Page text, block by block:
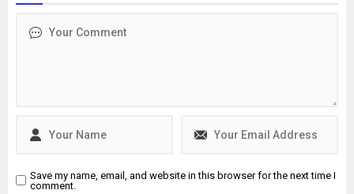
intiharımı erteledim" yazılı
Save my name, email, and website in this browser for the next time I
comment.